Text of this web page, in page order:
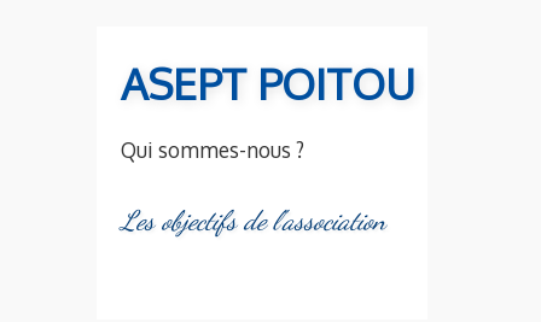
ASEPT POITOU
Qui sommes-nous ?
Les objectifs de l'association